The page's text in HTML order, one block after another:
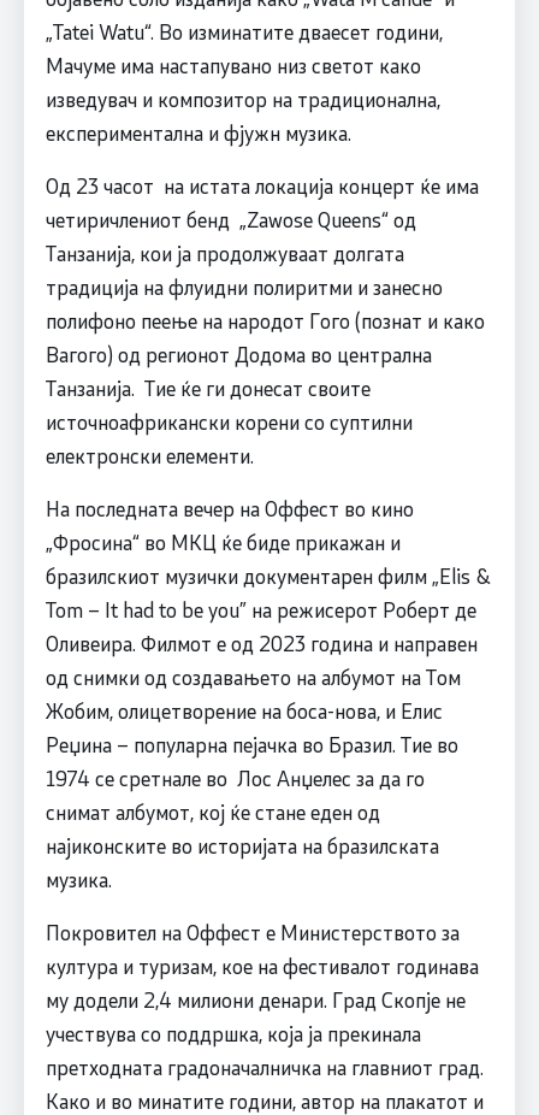
„Tatei Watu“. Во изминатите дваесет години,
Мачуме има настапувано низ светот како
изведувач и композитор на традиционална,
експериментална и фјужн музика.
Од 23 часот на истата локација концерт ќе има
четиричлениот бенд „Zawose Queens“ од
Танзанија, кои ја продолжуваат долгата
традиција на флуидни полиритми и занесно
полифоно пеење на народот Гого (познат и како
Вагого) од регионот Додома во централна
Танзанија. Тие ќе ги донесат своите
источноафрикански корени со суптилни
електронски елементи.
На последната вечер на Оффест во кино
„Фросина“ во МКЦ ќе биде прикажан и
бразилскиот музички документарен филм „Elis &
Tom – It had to be you” на режисерот Роберт де
Оливеира. Филмот е од 2023 година и направен
од снимки од создавањето на албумот на Том
Жобим, олицетворение на боса-нова, и Елис
Реџина – популарна пејачка во Бразил. Тие во
1974 се сретнале во Лос Анџелес за да го
снимат албумот, кој ќе стане еден од
најиконските во историјата на бразилската
музика.
Покровител на Оффест е Министерството за
култура и туризам, кое на фестивалот годинава
му додели 2,4 милиони денари. Град Скопје не
учествува со поддршка, која ја прекинала
претходната градоначалничка на главниот град.
Како и во минатите години, автор на плакатот и